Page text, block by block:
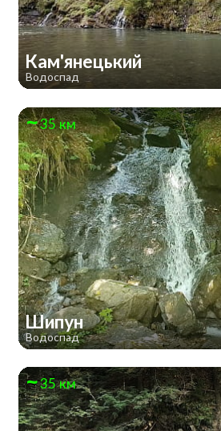
Кам'янецький
Водоспад
35 км
Шипун
Водоспад
35 км